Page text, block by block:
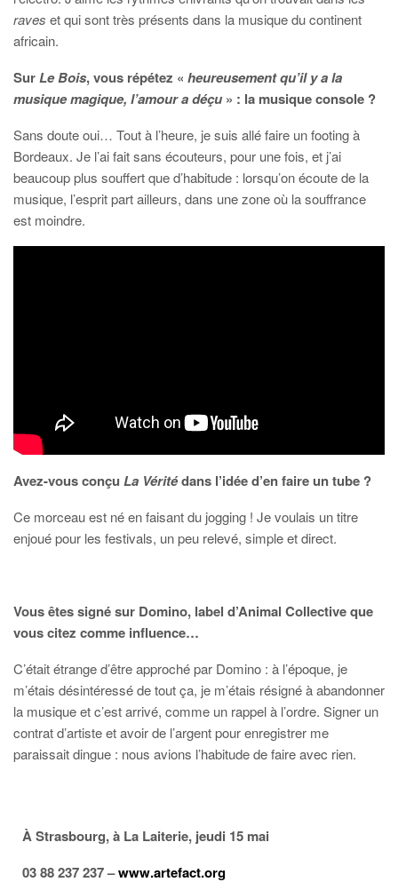
raves et qui sont très présents dans la musique du continent
africain.
SurLe Bois, vous répétez « heureusement qu’il y a la
musique magique, l’amour a déçu » : la musique console ?
Sans doute oui… Tout à l’heure, je suis allé faire un footing à
Bordeaux. Je l’ai fait sans écouteurs, pour une fois, et j’ai
beaucoup plus souffert que d’habitude : lorsqu’on écoute de la
musique, l’esprit part ailleurs, dans une zone où la souffrance
est moindre.
Avez-vous conçu La Véritédans l’idée d’en faire un tube ?
Ce morceau est né en faisant du jogging ! Je voulais un titre
enjoué pour les festivals, un peu relevé, simple et direct.
Vous êtes signé sur Domino, label d’Animal Collective que
vous citez comme influence…
C’était étrange d’être approché par Domino : à l’époque, je
m’étais désintéressé de tout ça, je m’étais résigné à abandonner
la musique et c’est arrivé, comme un rappel à l’ordre. Signer un
contrat d’artiste et avoir de l’argent pour enregistrer me
paraissait dingue : nous avions l’habitude de faire avec rien.
À Strasbourg, à La Laiterie, jeudi 15 mai
03 88 237 237 –www.artefact.org